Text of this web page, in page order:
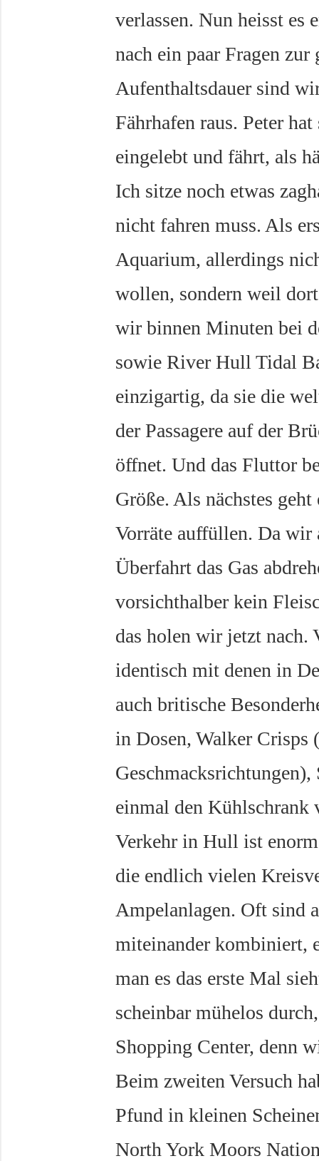
verlassen. Nun heisst es
nach ein paar Fragen zur
Aufenthaltsdauer sind
Fährhafen raus. Peter
eingelebt und fährt, als
Ich sitze noch etwas
nicht fahren muss. Als
Aquarium, allerdings
wollen, sondern weil
wir binnen Minuten bei
sowie River Hull Tidal
einzigartig, da sie die
der Passagere auf der
öffnet. Und das Fluttor
Größe. Als nächstes
Vorräte auffüllen. Da wir
Überfahrt das Gas
vorsichthalber kein
das holen wir jetzt
identisch mit denen in
auch britische
in Dosen, Walker Crisps
einmal den Kühlschrank
Verkehr in Hull ist
die endlich vielen
Ampelanlagen. Oft sind
miteinander kombiniert,
man es das erste Mal
scheinbar mühelos
Shopping Center, denn
Beim zweiten Versuch
Pfund in kleinen
North York Moors